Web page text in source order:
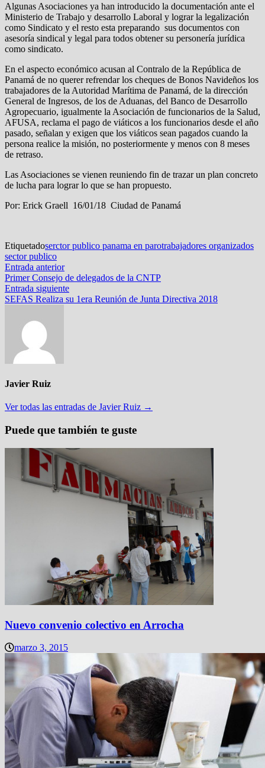
Algunas Asociaciones ya han introducido la documentación ante el
Ministerio de Trabajo y desarrollo Laboral y lograr la legalización
como Sindicato y el resto esta preparando sus documentos con
asesoría sindical y legal para todos obtener su personería jurídica
como sindicato.
En el aspecto económico acusan al Contralo de la República de
Panamá de no querer refrendar los cheques de Bonos Navideños los
trabajadores de la Autoridad Marítima de Panamá, de la dirección
General de Ingresos, de los de Aduanas, del Banco de Desarrollo
Agropecuario, igualmente la Asociación de funcionarios de la Salud,
AFUSA, reclama el pago de viáticos a los funcionarios desde el año
pasado, señalan y exigen que los viáticos sean pagados cuando la
persona realice la misión, no posteriormente y menos con 8 meses
de retraso.
Las Asociaciones se vienen reuniendo fin de trazar un plan concreto
de lucha para lograr lo que se han propuesto.
Por: Erick Graell 16/01/18 Ciudad de Panamá
Etiquetadoserctor publico panama en parotrabajadores organizados
sector publico
Navegación
de
entradas
Entrada anteriorEntrada
anterior:
Primer Consejo de delegados de la CNTP
Entrada siguienteEntrada
siguiente:
SEFAS Realiza su 1era Reunión de Junta Directiva 2018
Javier Ruiz
Ver todas las entradas de Javier Ruiz →
Puede que también te guste
Nuevo convenio colectivo en Arrocha
marzo 3, 2015